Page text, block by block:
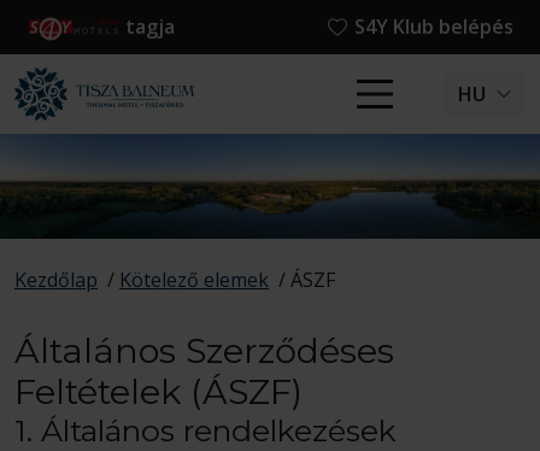
tagja S4Y Klub belépés
HU
Kezdőlap / Kötelező elemek /ÁSZF
Általános Szerződéses
Feltételek (ÁSZF)
1. Általános rendelkezések